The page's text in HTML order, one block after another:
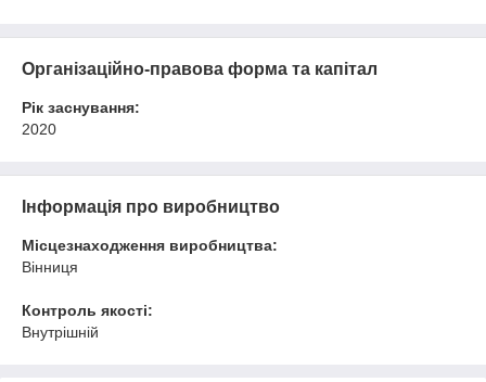
Організаційно-правова форма та капітал
Рік заснування:
2020
Інформація про виробництво
Місцезнаходження виробництва:
Вінниця
Контроль якості:
Внутрішній